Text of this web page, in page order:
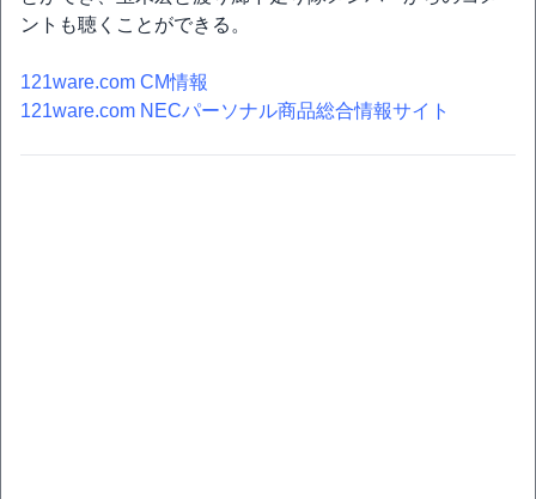
ントも聴くことができる。
121ware.com CM情報
121ware.com NECパーソナル商品総合情報サイト